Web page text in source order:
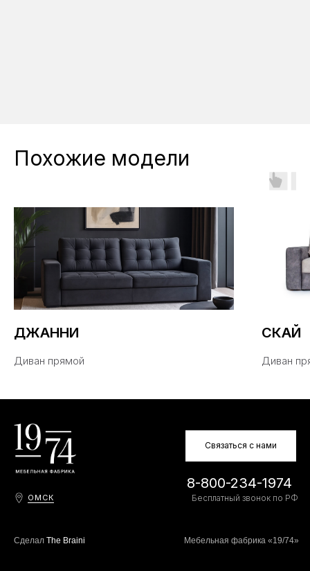
Похожие
модели
Похожие модели
ДЖАННИ
Диван прямой
СКАЙ
Диван
Мебельная фабрика «19/74»
Сделал The Braini
Связаться с нами
ОМСК
8-800-234-1974
Бесплатный звонок по РФ